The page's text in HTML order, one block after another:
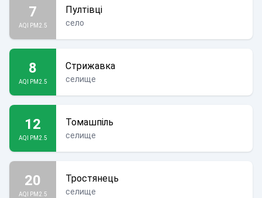
7
AQI PM2.5
Пултівці
село
8
AQI PM2.5
Стрижавка
селище
12
AQI PM2.5
Томашпіль
селище
20
AQI PM2.5
Тростянець
селище